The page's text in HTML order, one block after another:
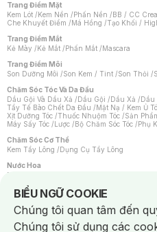
Trang Điểm Mặt
Kem Lót /Kem Nền /Phấn Nền /BB / CC
Che Khuyết Điểm /Má Hồng /Tạo Khối /
Trang Điểm Mắt
Kẻ Mày /Kẻ Mắt /Phấn Mắt /Mascara
Trang Điểm Môi
Son Dưỡng Môi /Son Kem / Tint /Son Thỏi /
Chăm Sóc Tóc Và Da Đầu
Dầu Gội Và Dầu Xả /Dầu Gội /Dầu Xả /Dầu
Tẩy Tế Bào Chết Da Đầu /Mặt Nạ / Kem Ủ
Xịt Dưỡng Tóc /Thuốc Nhuộm Tóc /Sản
Máy Sấy Tóc /Lược /Bộ Chăm Sóc Tóc /Phụ
Chăm Sóc Cơ Thể
Kem Tẩy Lông /Dụng Cụ Tẩy Lông
Nước Hoa
Nước Hoa Nữ
Chăm Sóc Cá Nhân
Chống Muỗi /Khẩu Trang /Máy Massage/
Sản Phẩm Chăm Sóc Khác /Bàn Chải Đánh
Hỗ Trợ Trắng Răng/Kem Đánh Răng /Máy
BIỂU NGỮ COOKIE
Notice about cookies usage
Chúng tôi quan tâm đến
Chúng tôi sử dụng các